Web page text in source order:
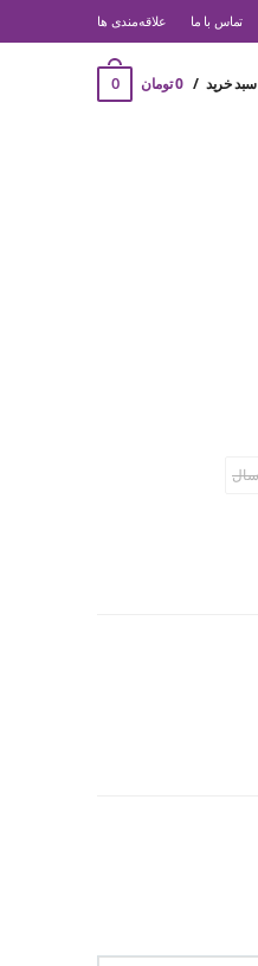
تماس با ما ‌علاقه‌مندی ها
سبد خرید 0 تومان 0